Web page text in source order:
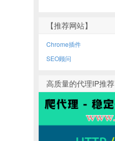
【推荐网站】
Chrome插件
SEO顾问
高质量的代理IP推荐